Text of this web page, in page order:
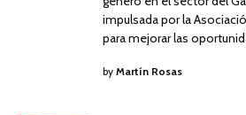
impulsada por la
para mejorar las
byMartín Rosas